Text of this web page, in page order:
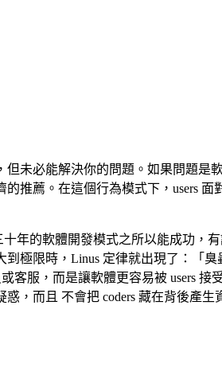
未必能解決你的問題。如果問題是
推薦。在這個行為模式下，users 面
年的軟體開發模式之所以能成功，
限時，Linus 定律就出現了：「臭
客服，而是讓軟體更容易被 users
，而且 不會把 coders 藏在背後產生